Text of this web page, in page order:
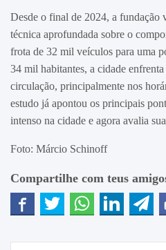
Desde o final de 2024, a fundação
técnica aprofundada sobre o
frota de 32 mil veículos para uma
34 mil habitantes, a cidade
circulação, principalmente nos
estudo já apontou os principais
intenso na cidade e agora avalia
Foto: Márcio Schinoff
Compartilhe com teus